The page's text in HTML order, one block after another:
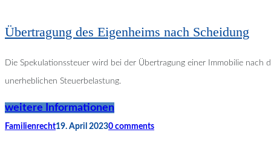
Übertragung des Eigenheims nach Scheidung
Die Spekulationssteuer wird bei der Übertragung einer Immobilie
unerheblichen Steuerbelastung.
weitere Informationen
Familienrecht19. April 20230 comments